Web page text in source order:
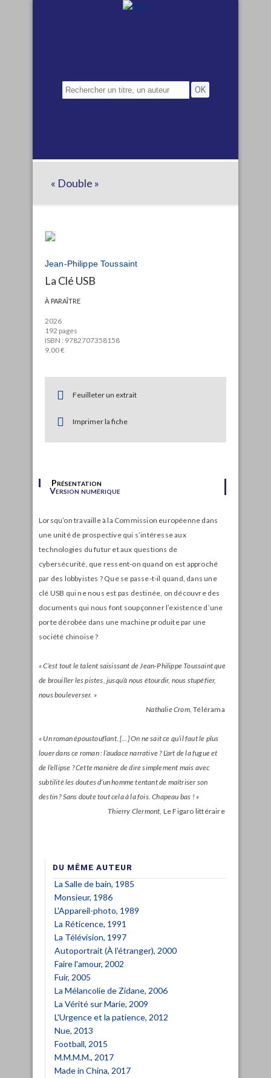
« Double »
Jean-Philippe Toussaint
La Clé USB
à paraître
2026
192 pages
ISBN : 9782707358158
9.00 €
Feuilleter un extrait
Imprimer la fiche
Présentation
Version numérique
Lorsqu’on travaille à la Commission européenne dans
une unité de prospective qui s’intéresse aux
technologies du futur et aux questions de
cybersécurité, que ressent-on quand on est approché
par des lobbyistes ? Que se passe-t-il quand, dans une
clé USB qui ne nous est pas destinée, on découvre des
documents qui nous font soupçonner l’existence d’une
porte dérobée dans une machine produite par une
société chinoise ?
« C’est tout le talent saisissant de Jean-Philippe Toussaint que
de brouiller les pistes, jusqu’à nous étourdir, nous stupéfier,
nous bouleverser. »
Nathalie Crom,Télérama
« Un roman époustouflant. […] On ne sait ce qu’il faut le plus
louer dans ce roman : l’audace narrative ? L’art de la fugue et
de l’ellipse ? Cette manière de dire simplement mais avec
subtilité les doutes d’un homme tentant de maîtriser son
destin ? Sans doute tout cela à la fois. Chapeau bas ! »
Thierry Clermont, Le Figaro littéraire
DU MÊME AUTEUR
La Salle de bain, 1985
Monsieur, 1986
L'Appareil-photo, 1989
La Réticence, 1991
La Télévision, 1997
Autoportrait (À l'étranger), 2000
Faire l'amour, 2002
Fuir, 2005
La Mélancolie de Zidane, 2006
La Vérité sur Marie, 2009
L'Urgence et la patience, 2012
Nue, 2013
Football, 2015
M.M.M.M., 2017
Made in China, 2017